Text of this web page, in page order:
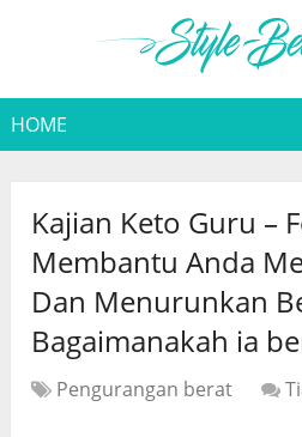
HOME
Kajian Keto Guru –
Membantu Anda
Dan Menurunkan
Bagaimanakah ia
Pengurangan berat